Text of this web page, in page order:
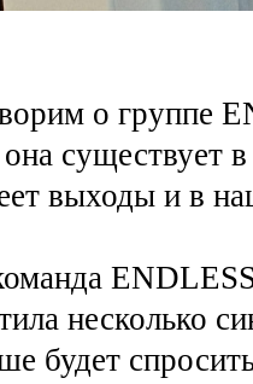
о группе
существует
выходы и в
несколько
будет